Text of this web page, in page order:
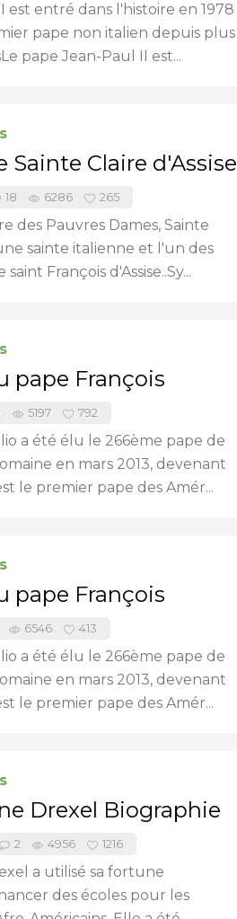
est entré dans l'histoire en 1978
pape non italien depuis plus
pape Jean-Paul II est...
Sainte Claire d'Assise
18 6286 265
des Pauvres Dames, Sainte
sainte italienne et l'un des
François d'Assise..Sy...
pape François
5197 792
a été élu le 266ème pape de
en mars 2013, devenant
le premier pape des Amér...
pape François
6546 413
a été élu le 266ème pape de
en mars 2013, devenant
le premier pape des Amér...
Drexel Biographie
2 4956 1216
a utilisé sa fortune
des écoles pour les